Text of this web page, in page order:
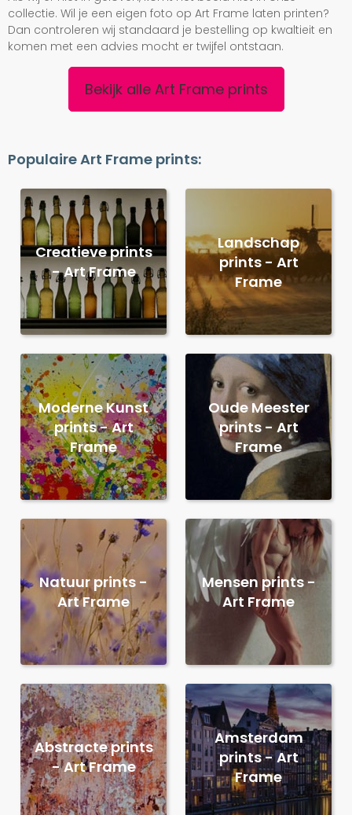
collectie. Wil je een eigen foto op Art Frame laten printen?
Dan controleren wij standaard je bestelling op kwaltieit en
komen met een advies mocht er twijfel ontstaan.
Bekijk alle Art Frame prints
Populaire Art Frame prints:
Creatieve prints
- Art Frame
Landschap
prints - Art
Frame
Moderne Kunst
prints - Art
Frame
Oude Meester
prints - Art
Frame
Natuur prints -
Art Frame
Mensen prints -
Art Frame
Abstracte prints
- Art Frame
Amsterdam
prints - Art
Frame